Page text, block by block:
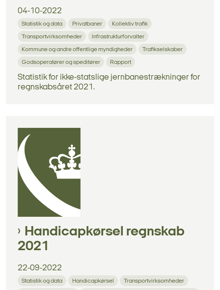
04-10-2022
Statistik og data Privatbaner Kollektiv trafik
Transportvirksomheder Infrastrukturforvalter
Kommune og andre offentlige myndigheder Trafikselskaber
Godsoperatører og speditører Rapport
Statistik for ikke-statslige jernbanestrækninger for
regnskabsåret 2021.
Handicapkørsel regnskab
2021
22-09-2022
Statistik og data Handicapkørsel Transportvirksomheder